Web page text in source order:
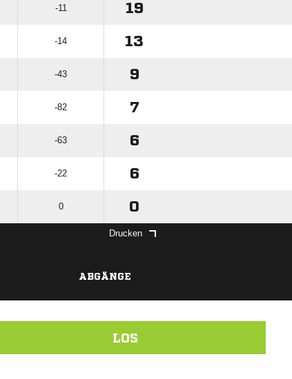
-11 19
-14 13
-43 9
-82 7
-63 6
-22 6
0 0
Drucken
ABGÄNGE
LOS